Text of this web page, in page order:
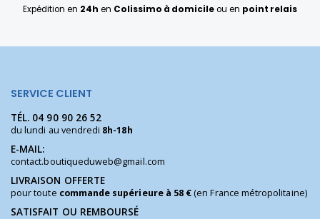
Expédition en 24h en Colissimo à domicileou en point relais
SERVICE CLIENT
TÉL. 04 90 90 26 52
du lundi au vendredi 8h-18h
E-MAIL:
contact.boutiqueduweb@gmail.com
LIVRAISON OFFERTE
pour toute commande supérieure à 58 €(en France métropolitaine)
SATISFAIT OU REMBOURSÉ